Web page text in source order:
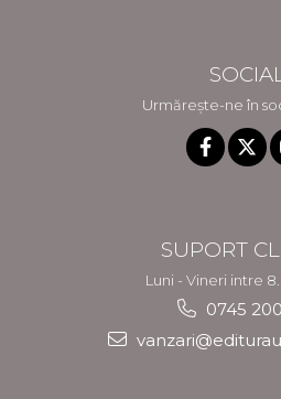
Urmărește-ne în
SUPORT
Luni - Vineri intre
0745